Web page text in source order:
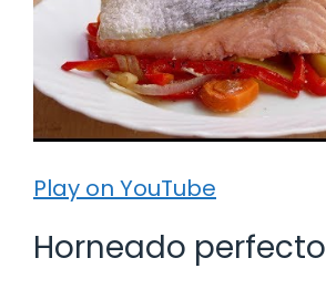
Play on YouTube
Horneado perfecto